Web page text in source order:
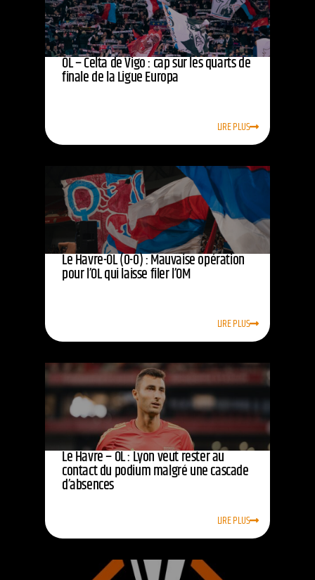
OL – Celta de Vigo : cap sur les quarts de
finale de la Ligue Europa
LIRE PLUS
Le Havre-OL (0-0) : Mauvaise opération
pour l’OL qui laisse filer l’OM
LIRE PLUS
Le Havre – OL : Lyon veut rester au
contact du podium malgré une cascade
d’absences
LIRE PLUS